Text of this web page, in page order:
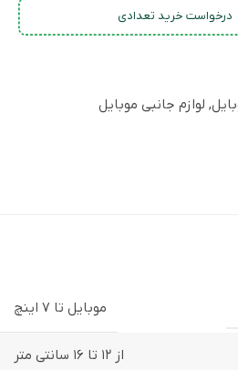
درخواست خرید تعدادی
, لوازم جانبی موبایل
موبایل تا ۷ اینچ
از ۱۲ تا ۱۶ سانتی متر